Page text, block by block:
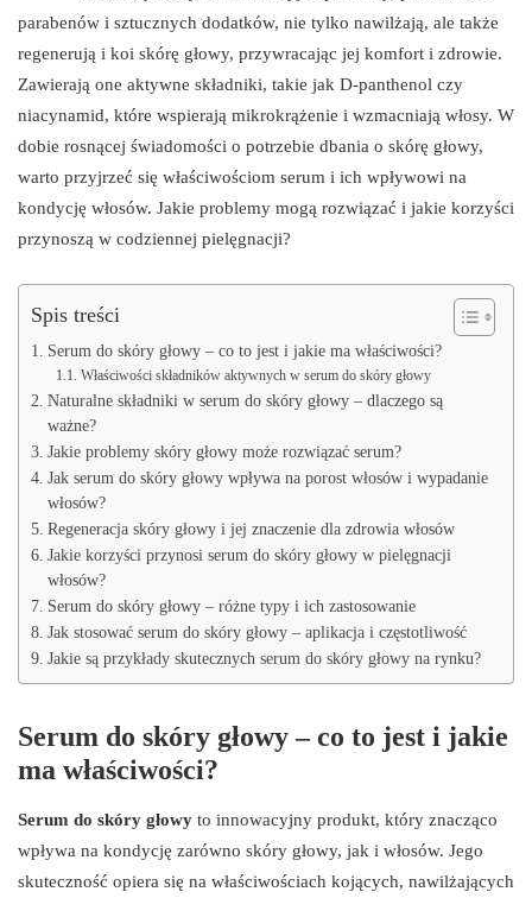
parabenów i sztucznych dodatków, nie tylko nawilżają, ale także
regenerują i koi skórę głowy, przywracając jej komfort i zdrowie.
Zawierają one aktywne składniki, takie jak D-panthenol czy
niacynamid, które wspierają mikrokrążenie i wzmacniają włosy. W
dobie rosnącej świadomości o potrzebie dbania o skórę głowy,
warto przyjrzeć się właściwościom serum i ich wpływowi na
kondycję włosów. Jakie problemy mogą rozwiązać i jakie korzyści
przynoszą w codziennej pielęgnacji?
Spis treści
Serum do skóry głowy – co to jest i jakie ma właściwości?
Właściwości składników aktywnych w serum do skóry głowy
Naturalne składniki w serum do skóry głowy – dlaczego są
ważne?
Jakie problemy skóry głowy może rozwiązać serum?
Jak serum do skóry głowy wpływa na porost włosów i wypadanie
włosów?
Regeneracja skóry głowy i jej znaczenie dla zdrowia włosów
Jakie korzyści przynosi serum do skóry głowy w pielęgnacji
włosów?
Serum do skóry głowy – różne typy i ich zastosowanie
Jak stosować serum do skóry głowy – aplikacja i częstotliwość
Jakie są przykłady skutecznych serum do skóry głowy na rynku?
Serum do skóry głowy – co to jest i jakie
ma właściwości?
Serum do skóry głowy to innowacyjny produkt, który znacząco
wpływa na kondycję zarówno skóry głowy, jak i włosów. Jego
skuteczność opiera się na właściwościach kojących, nawilżających